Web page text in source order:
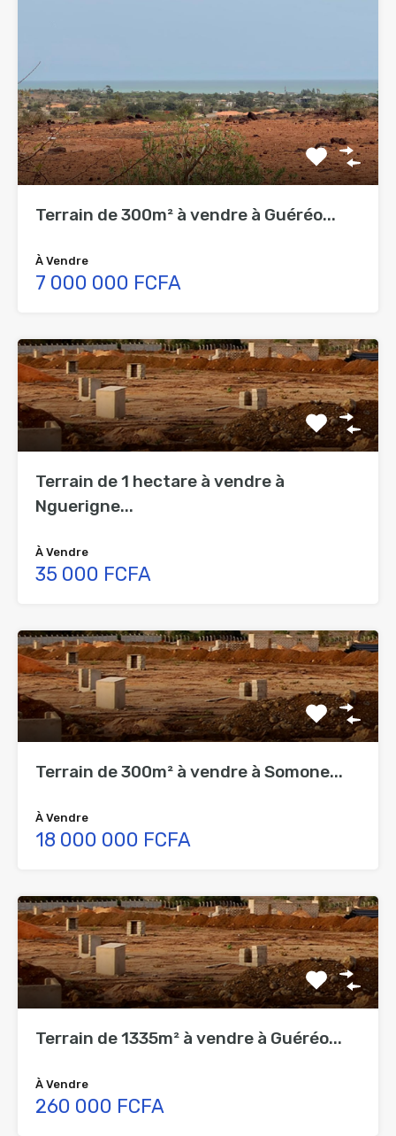
Terrain de 300m² à vendre à Guéréo...
À Vendre
7 000 000 FCFA
Terrain de 1 hectare à vendre à
Nguerigne...
À Vendre
35 000 FCFA
Terrain de 300m² à vendre à Somone...
À Vendre
18 000 000 FCFA
Terrain de 1335m² à vendre à Guéréo...
À Vendre
260 000 FCFA